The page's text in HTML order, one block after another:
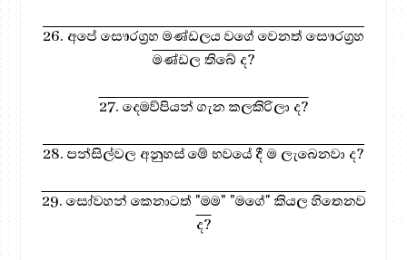
26. අපේ සෞරග්‍රහ මණ්ඩලය වගේ වෙනත් සෞරග්‍රහ
මණ්ඩල තිබේ ද?
27. දෙමව්පියන් ගැන කලකිරිලා ද?
28. පන්සිල්වල අනුහස් මේ භවයේ දී ම ලැබෙනවා ද?
29. සෝවහන් කෙනාටත් "මම" "මගේ" කියල හිතෙනව
ද?